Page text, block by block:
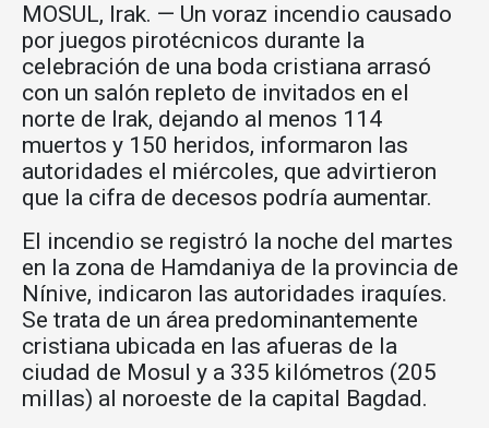
MOSUL, Irak. — Un voraz incendio causado
por juegos pirotécnicos durante la
celebración de una boda cristiana arrasó
con un salón repleto de invitados en el
norte de Irak, dejando al menos 114
muertos y 150 heridos, informaron las
autoridades el miércoles, que advirtieron
que la cifra de decesos podría aumentar.
El incendio se registró la noche del martes
en la zona de Hamdaniya de la provincia de
Nínive, indicaron las autoridades iraquíes.
Se trata de un área predominantemente
cristiana ubicada en las afueras de la
ciudad de Mosul y a 335 kilómetros (205
millas) al noroeste de la capital Bagdad.